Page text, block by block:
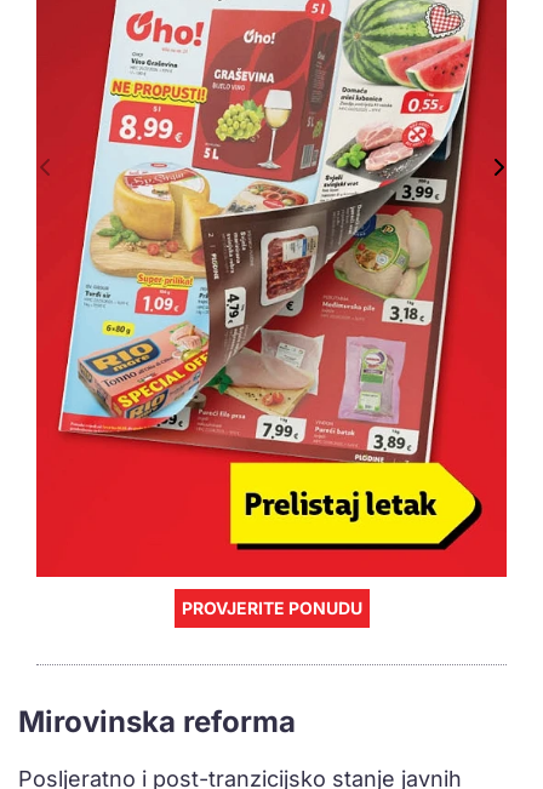
PROVJERITE PONUDU
Mirovinska reforma
Posljeratno i post-tranzicijsko stanje javnih